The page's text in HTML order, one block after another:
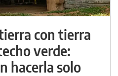
con tierra
verde:
hacerla solo